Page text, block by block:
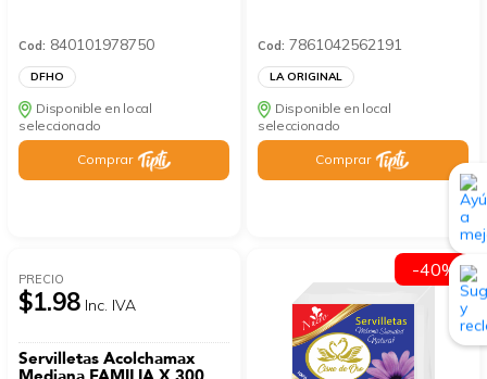
Cod: 840101978750
DFHO
Disponible en local
seleccionado
Comprar
Cod: 7861042562191
LA ORIGINAL
Disponible en local
seleccionado
Comprar
PRECIO
$1.98 Inc. IVA
Servilletas Acolchamax
-40%